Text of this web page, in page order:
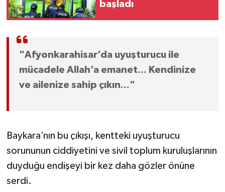
başladı
"Afyonkarahisar’da uyuşturucu ile
mücadele Allah’a emanet... Kendinize
ve ailenize sahip çıkın..."
Baykara’nın bu çıkışı, kentteki uyuşturucu
sorununun ciddiyetini ve sivil toplum kuruluşlarının
duyduğu endişeyi bir kez daha gözler önüne
serdi.